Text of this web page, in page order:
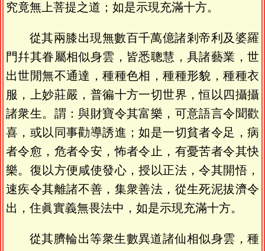
究竟無上菩提之道；如是示現充滿十方。
從其兩膝出現無數百千萬億諸剎帝利及婆羅
門幷其眷屬相似身雲，皆悉聰慧，具諸藝業，世
出世閒無不通達，種種色相，種種形貌，種種衣
服，上妙莊嚴，普徧十方一切世界，恒以四攝攝
諸衆生。謂：與財寶令其富樂，可意語言令聞歡
喜，或以同事勸導誘進；如是一切貧者令足，病
者令愈，危者令安，怖者令止，有憂苦者令其快
樂。復以方便咸使發心，授以正法，令其開悟，
速疾令其離諸不善，集衆善法，從生死泥拔濟令
出，住眞實義無畏法中，如是示現充滿十方。
從其臍輪出等衆生數異道諸仙相似身雲，種